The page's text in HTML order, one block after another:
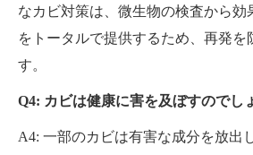
なカビ対策は、微生物の検査から効
をトータルで提供するため、再発を
す。
Q4: カビは健康に害を及ぼすのでし
A4: 一部のカビは有害な成分を放出